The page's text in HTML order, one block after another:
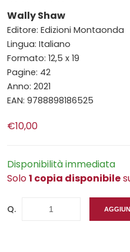
Wally Shaw
Editore: Edizioni Montaonda
Lingua: Italiano
Formato: 12,5 x 19
Pagine: 42
Anno: 2021
EAN: 9788898186525
€10,00
Disponibilità immediata
Solo1 copia disponibile
Q.